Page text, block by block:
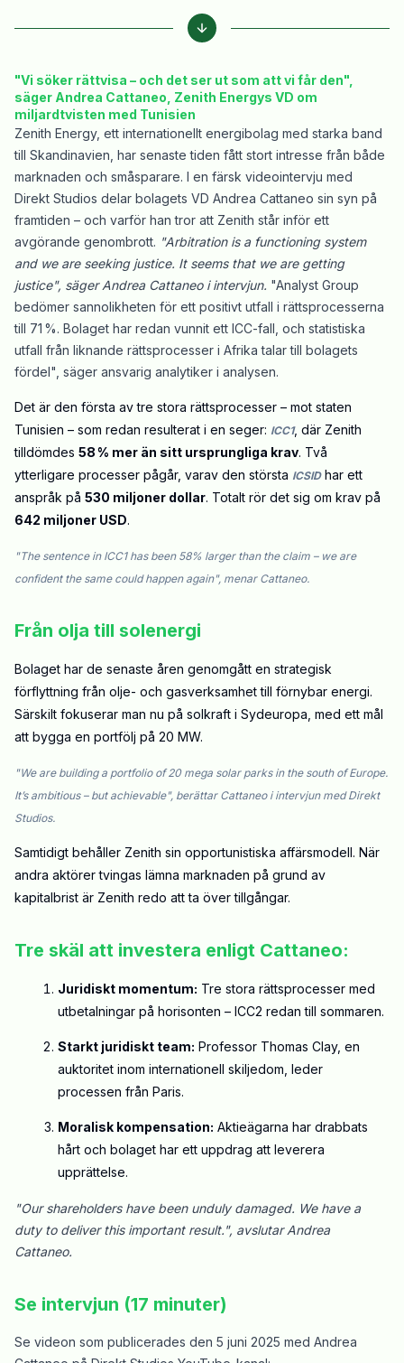
"Vi söker rättvisa – och det ser ut som att vi får den",
säger Andrea Cattaneo, Zenith Energys VD om
miljardtvisten med Tunisien
Zenith Energy, ett internationellt energibolag med starka band
till Skandinavien, har senaste tiden fått stort intresse från både
marknaden och småsparare. I en färsk videointervju med
Direkt Studios delar bolagets VD Andrea Cattaneo sin syn på
framtiden – och varför han tror att Zenith står inför ett
avgörande genombrott. "Arbitration is a functioning system
and we are seeking justice. It seems that we are getting
justice", säger Andrea Cattaneo i intervjun. "Analyst Group
bedömer sannolikheten för ett positivt utfall i rättsprocesserna
till 71 %. Bolaget har redan vunnit ett ICC-fall, och statistiska
utfall från liknande rättsprocesser i Afrika talar till bolagets
fördel", säger ansvarig analytiker i analysen.
Det är den första av tre stora rättsprocesser – mot staten
Tunisien – som redan resulterat i en seger: ICC1, där Zenith
tilldömdes 58 % mer än sitt ursprungliga krav. Två
ytterligare processer pågår, varav den största ICSIDhar ett
anspråk på 530 miljoner dollar. Totalt rör det sig om krav på
642 miljoner USD.
"The sentence in ICC1 has been 58% larger than the claim – we are
confident the same could happen again", menar Cattaneo.
Från olja till solenergi
Bolaget har de senaste åren genomgått en strategisk
förflyttning från olje- och gasverksamhet till förnybar energi.
Särskilt fokuserar man nu på solkraft i Sydeuropa, med ett mål
att bygga en portfölj på 20 MW.
"We are building a portfolio of 20 mega solar parks in the south of Europe.
It’s ambitious – but achievable", berättar Cattaneo i intervjun med Direkt
Studios.
Samtidigt behåller Zenith sin opportunistiska affärsmodell. När
andra aktörer tvingas lämna marknaden på grund av
kapitalbrist är Zenith redo att ta över tillgångar.
Tre skäl att investera enligt Cattaneo:
Juridiskt momentum: Tre stora rättsprocesser med
utbetalningar på horisonten – ICC2 redan till sommaren.
Starkt juridiskt team: Professor Thomas Clay, en
auktoritet inom internationell skiljedom, leder
processen från Paris.
Moralisk kompensation: Aktieägarna har drabbats
hårt och bolaget har ett uppdrag att leverera
upprättelse.
"Our shareholders have been unduly damaged. We have a
duty to deliver this important result.", avslutar Andrea
Cattaneo.
Se intervjun (17 minuter)
Se videon som publicerades den 5 juni 2025 med Andrea